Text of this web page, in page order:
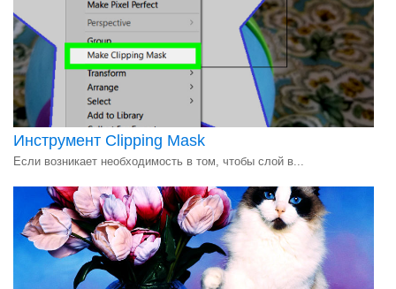
Инструмент Clipping Mask
Если возникает необходимость в том, чтобы слой в...